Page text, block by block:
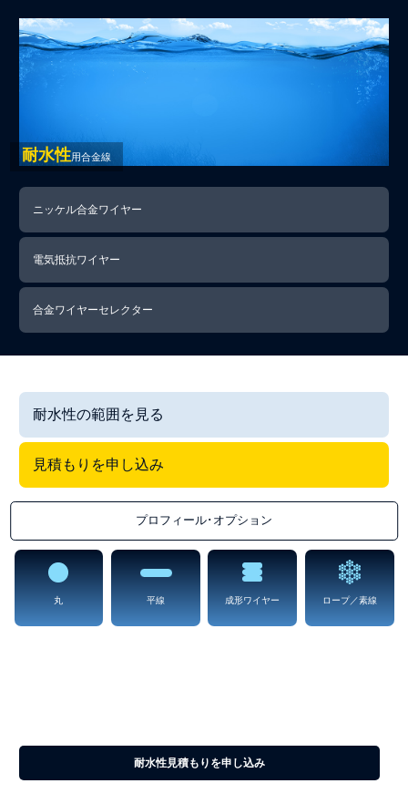
耐水性用合金線
ニッケル合金ワイヤー
電気抵抗ワイヤー
合金ワイヤーセレクター
耐水性の範囲を見る
見積もりを申し込み
プロフィール･オプション
丸 平線 成形ワイヤー ロープ／素線
耐水性見積もりを申し込み